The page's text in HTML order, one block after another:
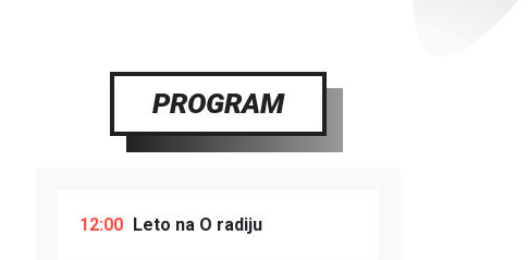
PROGRAM
12:00 Leto na O radiju